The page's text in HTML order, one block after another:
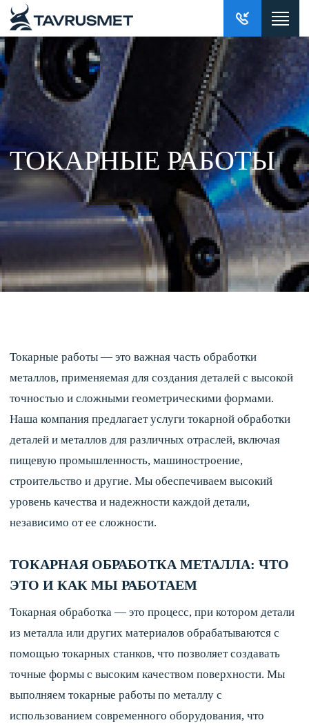
ТОКАРНЫЕ РАБОТЫ
Токарные работы — это важная часть обработки
металлов, применяемая для создания деталей с высокой
точностью и сложными геометрическими формами.
Наша компания предлагает услуги токарной обработки
деталей и металлов для различных отраслей, включая
пищевую промышленность, машиностроение,
строительство и другие. Мы обеспечиваем высокий
уровень качества и надежности каждой детали,
независимо от ее сложности.
ТОКАРНАЯ ОБРАБОТКА МЕТАЛЛА: ЧТО
ЭТО И КАК МЫ РАБОТАЕМ
Токарная обработка — это процесс, при котором детали
из металла или других материалов обрабатываются с
помощью токарных станков, что позволяет создавать
точные формы с высоким качеством поверхности. Мы
выполняем токарные работы по металлу с
использованием современного оборудования, что